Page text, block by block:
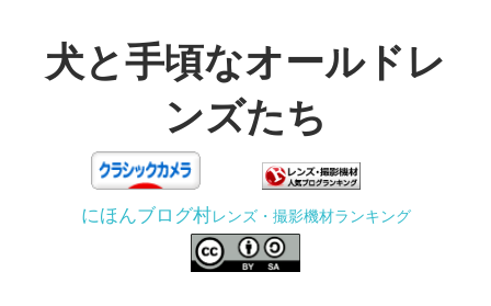
テ犬と手頃なオールドレ
ンズたち
にほんブログ村レンズ・撮影機材ランキング